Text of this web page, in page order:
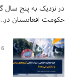
در نزدیک به پنج
حکومت افغانستان
6 آگست 2026